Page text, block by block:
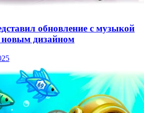
обновление с музыкой
дизайном